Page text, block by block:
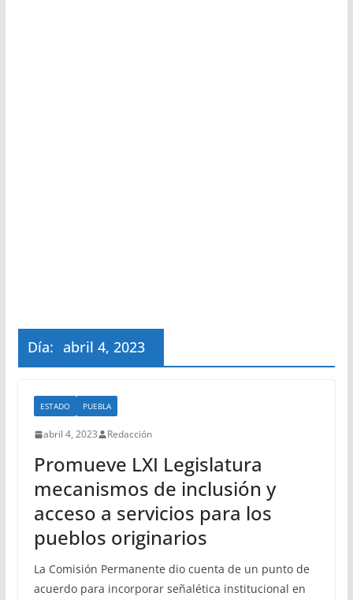
Día: abril 4, 2023
ESTADO PUEBLA
abril 4, 2023 Redacción
Promueve LXI Legislatura
mecanismos de inclusión y
acceso a servicios para los
pueblos originarios
La Comisión Permanente dio cuenta de un punto de
acuerdo para incorporar señalética institucional en